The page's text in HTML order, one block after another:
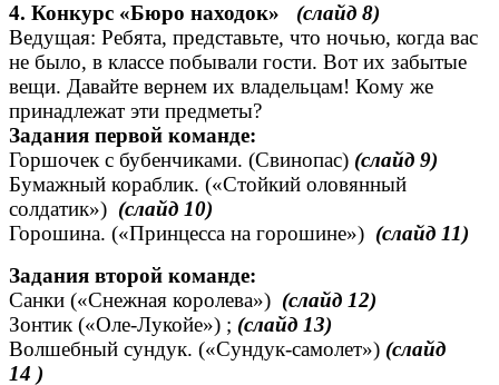
4. Конкурс «Бюро находок» (слайд 8)
Ведущая: Ребята, представьте, что ночью, когда вас
не было, в классе побывали гости. Вот их забытые
вещи. Давайте вернем их владельцам! Кому же
принадлежат эти предметы?
Задания первой команде:
Горшочек с бубенчиками. (Свинопас) (слайд 9)
Бумажный кораблик. («Стойкий оловянный
солдатик») (слайд 10)
Горошина. («Принцесса на горошине») (слайд 11)
Задания второй команде:
Санки («Снежная королева») (слайд 12)
Зонтик («Оле-Лукойе») ; (слайд 13)
Волшебный сундук. («Сундук-самолет») (слайд
14 )